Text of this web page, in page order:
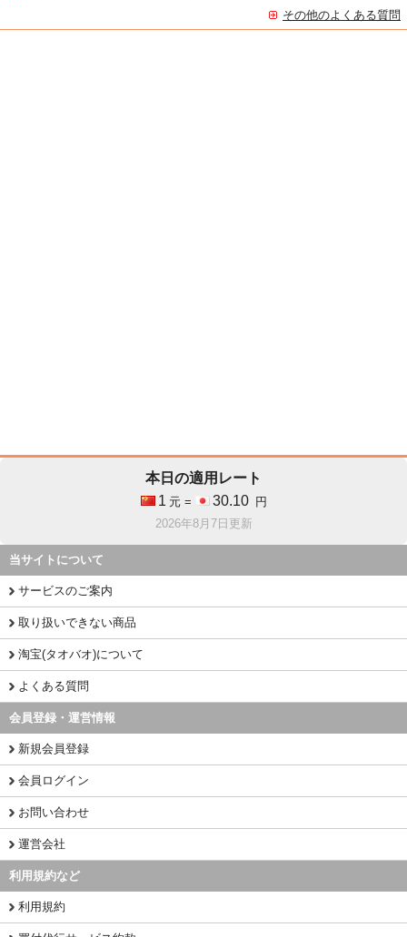
その他のよくある質問
本日の適用レート
1 元 = 30.10
円
2026年8月7日更新
当サイトについて
サービスのご案内
取り扱いできない商品
淘宝(タオバオ)について
よくある質問
会員登録・運営情報
新規会員登録
会員ログイン
お問い合わせ
運営会社
利用規約など
利用規約